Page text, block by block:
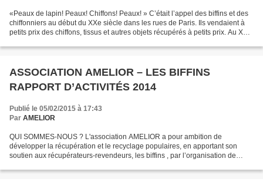
«Peaux de lapin! Peaux! Chiffons! Peaux! » C’était l’appel des biffins et des
chiffonniers au début du XXe siècle dans les rues de Paris. Ils vendaient à
petits prix des chiffons, tissus et autres objets récupérés à petits prix. Au XXIe
ASSOCIATION AMELIOR – LES BIFFINS
RAPPORT D’ACTIVITÉS 2014
Publié le 05/02/2015 à 17:43
Par AMELIOR
QUI SOMMES-NOUS ? L'association AMELIOR a pour ambition de
développer la récupération et le recyclage populaires, en apportant son
soutien aux récupérateurs-revendeurs, les biffins , par l’organisation de